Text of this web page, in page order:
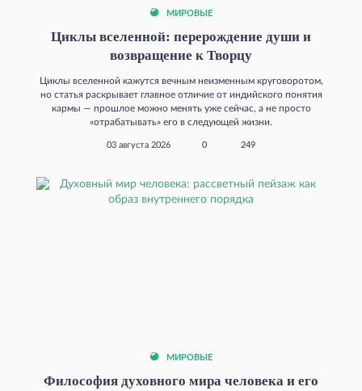
МИРОВЫЕ
Циклы вселенной: перерождение души и
возвращение к Творцу
Циклы вселенной кажутся вечным неизменным круговоротом,
но статья раскрывает главное отличие от индийского понятия
кармы — прошлое можно менять уже сейчас, а не просто
«отрабатывать» его в следующей жизни.
03 августа 2026 0 249
МИРОВЫЕ
Философия духовного мира человека и его